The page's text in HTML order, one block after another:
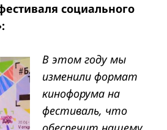
социального
В этом году мы
изменили формат
кинофорума на
фестиваль, что